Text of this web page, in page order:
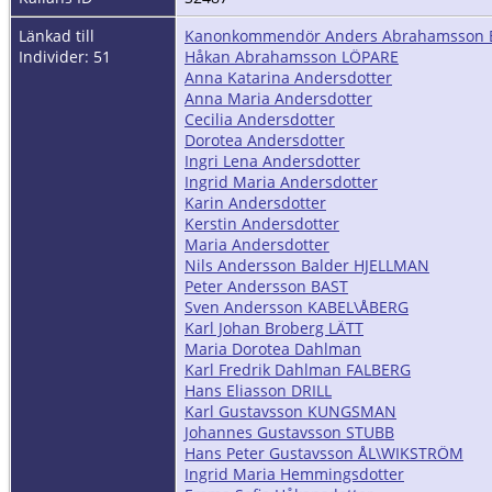
Länkad till
Individer: 51
Kanonkommendör Anders Abrahamsson
Håkan Abrahamsson LÖPARE
Anna Katarina Andersdotter
Anna Maria Andersdotter
Cecilia Andersdotter
Dorotea Andersdotter
Ingri Lena Andersdotter
Ingrid Maria Andersdotter
Karin Andersdotter
Kerstin Andersdotter
Maria Andersdotter
Nils Andersson Balder HJELLMAN
Peter Andersson BAST
Sven Andersson KABEL\ÅBERG
Karl Johan Broberg LÄTT
Maria Dorotea Dahlman
Karl Fredrik Dahlman FALBERG
Hans Eliasson DRILL
Karl Gustavsson KUNGSMAN
Johannes Gustavsson STUBB
Hans Peter Gustavsson ÅL\WIKSTRÖM
Ingrid Maria Hemmingsdotter